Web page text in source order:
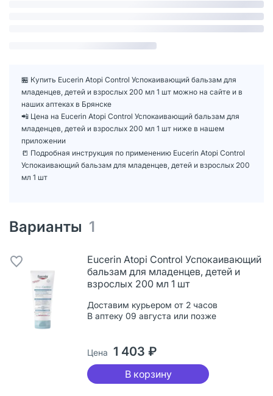
🏪 Купить Eucerin Atopi Control Успокаивающий бальзам для
младенцев, детей и взрослых 200 мл 1 шт можно на сайте и в
наших аптеках в Брянске
📲 Цена на Eucerin Atopi Control Успокаивающий бальзам для
младенцев, детей и взрослых 200 мл 1 шт ниже в нашем
приложении
📒 Подробная инструкция по применению Eucerin Atopi Control
Успокаивающий бальзам для младенцев, детей и взрослых 200
мл 1 шт
Варианты 1
Eucerin Atopi Control Успокаивающий
бальзам для младенцев, детей и
взрослых 200 мл 1 шт
Доставим курьером от 2 часов
В аптеку 09 августа или позже
Цена 1 403 ₽
В корзину